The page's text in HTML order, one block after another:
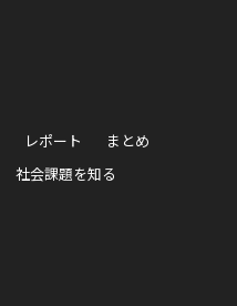
レポート
まとめ
社会課題を知る